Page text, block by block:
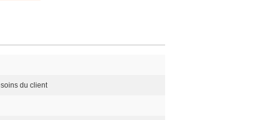
du client